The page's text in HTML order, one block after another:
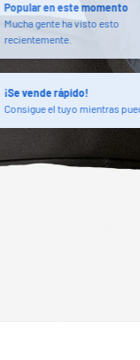
¡Se vende rápido!
Consigue el tuyo mientras